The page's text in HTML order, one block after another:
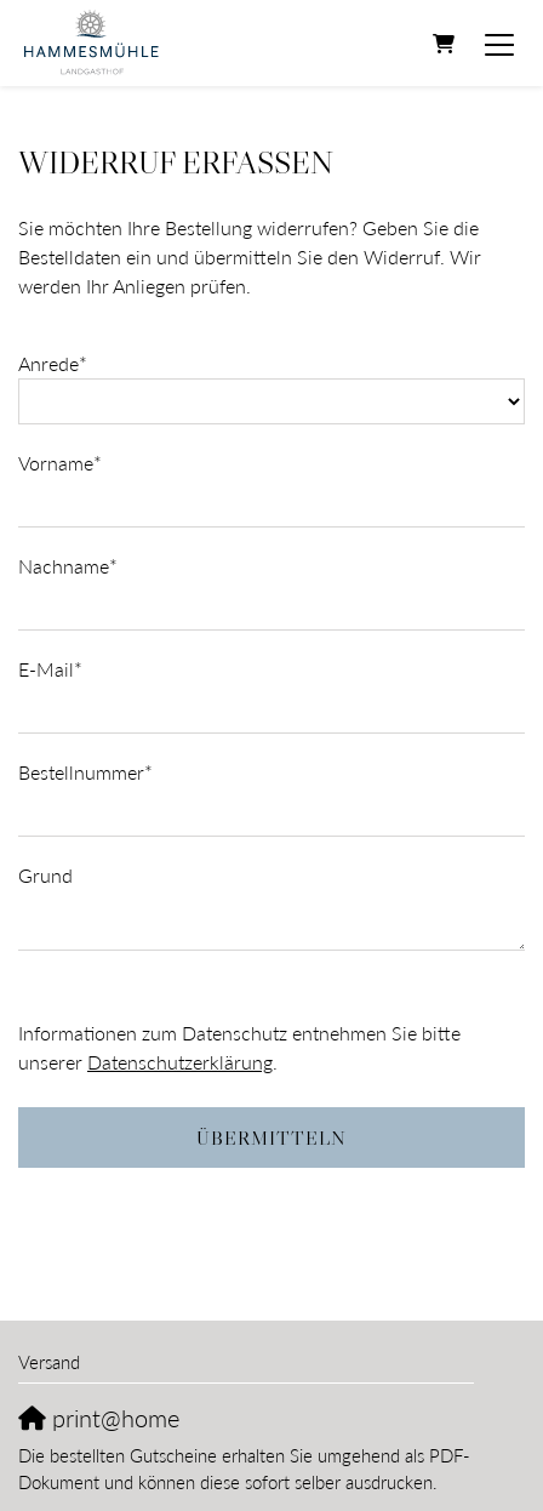
WIDERRUF ERFASSEN
Sie möchten Ihre Bestellung widerrufen? Geben Sie die
Bestelldaten ein und übermitteln Sie den Widerruf. Wir
werden Ihr Anliegen prüfen.
Anrede*
Vorname*
Nachname*
E-Mail*
Bestellnummer*
Grund
Informationen zum Datenschutz entnehmen Sie bitte
unserer Datenschutzerklärung
ÜBERMITTELN
Versand
print@home
Die bestellten Gutscheine erhalten Sie umgehend als PDF-
Dokument und können diese sofort selber ausdrucken.